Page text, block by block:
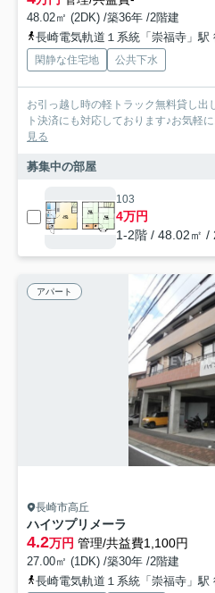
48.02㎡ (2DK) /築36年 /2階建
長崎電気軌道１系統「崇福寺」駅
閑静な住宅地 公共下水
お引っ越し時の軽トラック無料貸し出
ト決済にも対応しております♪お気軽
見る
募集中の部屋
103
4万円
1-2階 / 48.02㎡ /
アパート
長崎市高丘
ハイツプリメーラ
4.2万円 管理/共益費1,100円
27.00㎡ (1DK) /築30年 /2階建
長崎電気軌道１系統「崇福寺」駅